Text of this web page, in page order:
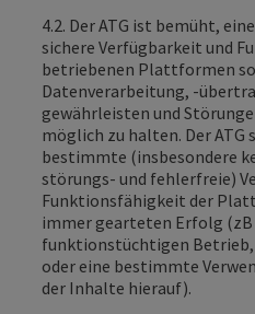
4.2. Der ATG ist bemüht,
sichere Verfügbarkeit und
betriebenen Plattformen
Datenverarbeitung, -
gewährleisten und
möglich zu halten. Der ATG
bestimmte (insbesondere
störungs- und fehlerfreie)
Funktionsfähigkeit der
immer gearteten Erfolg
funktionstüchtigen Betrieb,
oder eine bestimmte
der Inhalte hierauf).